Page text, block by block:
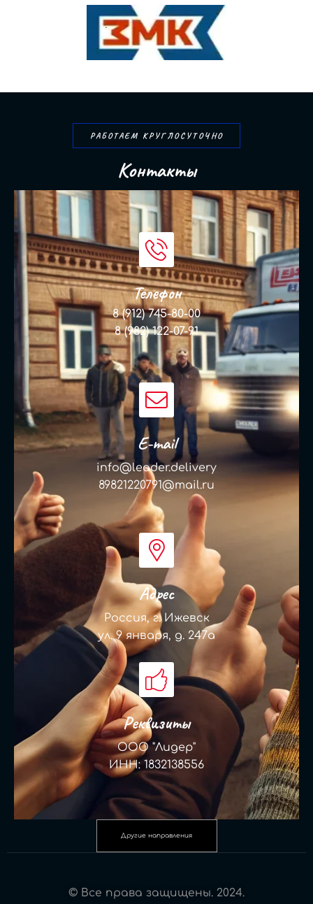
РАБОТАЕМ КРУГЛОСУТОЧНО
Контакты
Телефон
8 (912) 745-80-00
8 (982) 122-07-91
E-mail
info@leader.delivery
89821220791@mail.ru
Адрес
Россия, г. Ижевск
ул. 9 января, д. 247а
Реквизиты
ООО "Лидер"
ИНН: 1832138556
Другие направления
© Все права защищены. 2024.